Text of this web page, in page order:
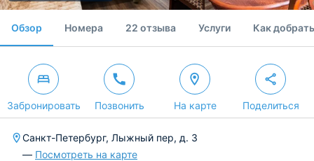
Обзор Номера 22 отзыва Услуги Как
Забронировать Позвонить На карте Поделиться
Санкт-Петербург, Лыжный пер, д. 3
— Посмотреть на карте